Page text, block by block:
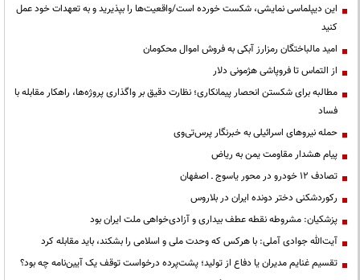
این دیپلماسی نمایشی، شکست خورده است/واقعیت‌ها را بپذیرید و به تعهدات خود عمل
کنید
امید مالباختگان رمزارز آبکی به فروش اموال محکومان
از التماس تا فروپاشی هژمونی دلار
مطالبه برای شکستن انحصار پیمانکاری؛ نظارت دقیق بر واگذاری پروژه‌ها، راهکار مقابله با
فساد
حمله نیروهای اسرائیلی به خبرنگار پرس‌تی‌وی
پیام هشدار مقاومت یمن به ریاض
تصادف ۱۲ خودرو در محور یاسوج ـ اصفهان
رکوردشکنی دختر دونده ایران در بلاروس
پزشکیان: مشروطه نقطه عطف بیداری و آزادی‌خواهی ملت ایران بود
آیت‌الله جوادی آملی: با هرکس که وحدت ملی و اسلامی را بشکند، باید مقابله کرد
تقسیم غنایم مدیران یا دفاع از تولید؛ پشت‌پرده درخواست توقف یک آیین‌نامه چه بود؟